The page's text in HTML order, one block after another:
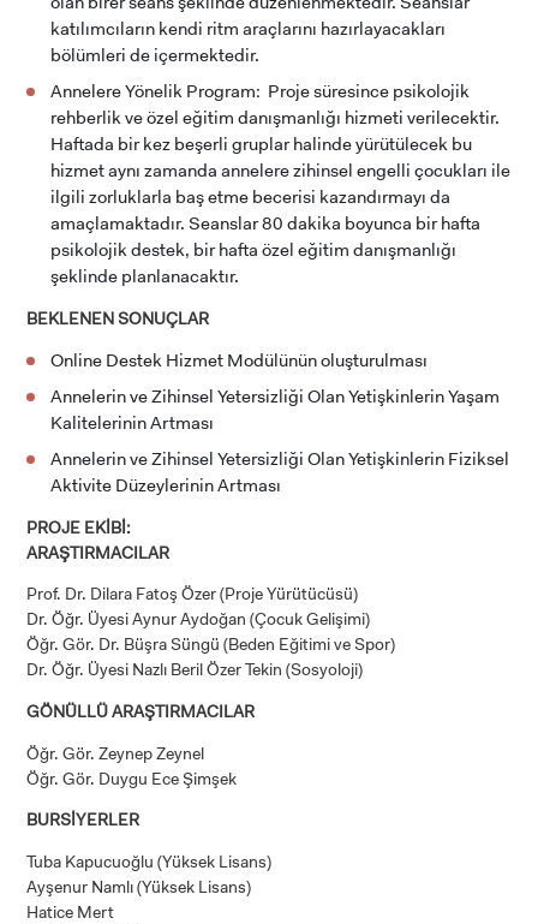
ADAY ÖĞRENCİ
INTERNATIONAL
LİSANSÜSTÜ EĞİTİM ENSTİTÜSÜ
ÖNLİSANS ve
LİSANS ADAY ÖĞRENCİ
YATAY GEÇİŞ
katılımcıların kendi ritm araçlarını hazırlayacakları
bölümleri de içermektedir.
Annelere Yönelik Program: Proje süresince psikolojik
rehberlik ve özel eğitim danışmanlığı hizmeti verilecektir.
Haftada bir kez beşerli gruplar halinde yürütülecek bu
hizmet aynı zamanda annelere zihinsel engelli çocukları ile
ilgili zorluklarla baş etme becerisi kazandırmayı da
amaçlamaktadır. Seanslar 80 dakika boyunca bir hafta
psikolojik destek, bir hafta özel eğitim danışmanlığı
şeklinde planlanacaktır.
BEKLENEN SONUÇLAR
Online Destek Hizmet Modülünün oluşturulması
Annelerin ve Zihinsel Yetersizliği Olan Yetişkinlerin Yaşam
Kalitelerinin Artması
Annelerin ve Zihinsel Yetersizliği Olan Yetişkinlerin Fiziksel
Aktivite Düzeylerinin Artması
PROJE EKİBİ:
ARAŞTIRMACILAR
Prof. Dr. Dilara Fatoş Özer (Proje Yürütücüsü)
Dr. Öğr. Üyesi Aynur Aydoğan (Çocuk Gelişimi)
Öğr. Gör. Dr. Büşra Süngü (Beden Eğitimi ve Spor)
Dr. Öğr. Üyesi Nazlı Beril Özer Tekin (Sosyoloji)
GÖNÜLLÜ ARAŞTIRMACILAR
Öğr. Gör. Zeynep Zeynel
Öğr. Gör. Duygu Ece Şimşek
BURSİYERLER
Tuba Kapucuoğlu (Yüksek Lisans)
Ayşenur Namlı (Yüksek Lisans)
Hatice Mert